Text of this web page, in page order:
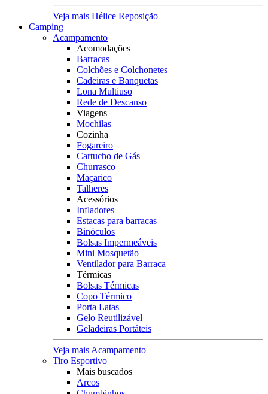
Veja mais Hélice Reposição
Camping
Acampamento
Acomodações
Barracas
Colchões e Colchonetes
Cadeiras e Banquetas
Lona Multiuso
Rede de Descanso
Viagens
Mochilas
Cozinha
Fogareiro
Cartucho de Gás
Churrasco
Maçarico
Talheres
Acessórios
Infladores
Estacas para barracas
Binóculos
Bolsas Impermeáveis
Mini Mosquetão
Ventilador para Barraca
Térmicas
Bolsas Térmicas
Copo Térmico
Porta Latas
Gelo Reutilizável
Geladeiras Portáteis
Veja mais Acampamento
Tiro Esportivo
Mais buscados
Arcos